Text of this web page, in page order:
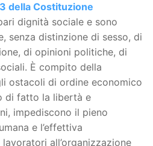
della Costituzione
dignità sociale e sono
senza distinzione di sesso, di
di opinioni politiche, di
È compito della
ostacoli di ordine economico
di fatto la libertà e
impediscono il pieno
e l’effettiva
all’organizzazione